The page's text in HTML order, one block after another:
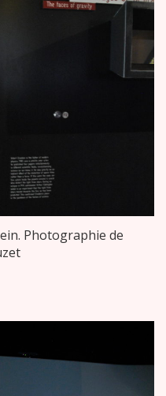
Photographie de